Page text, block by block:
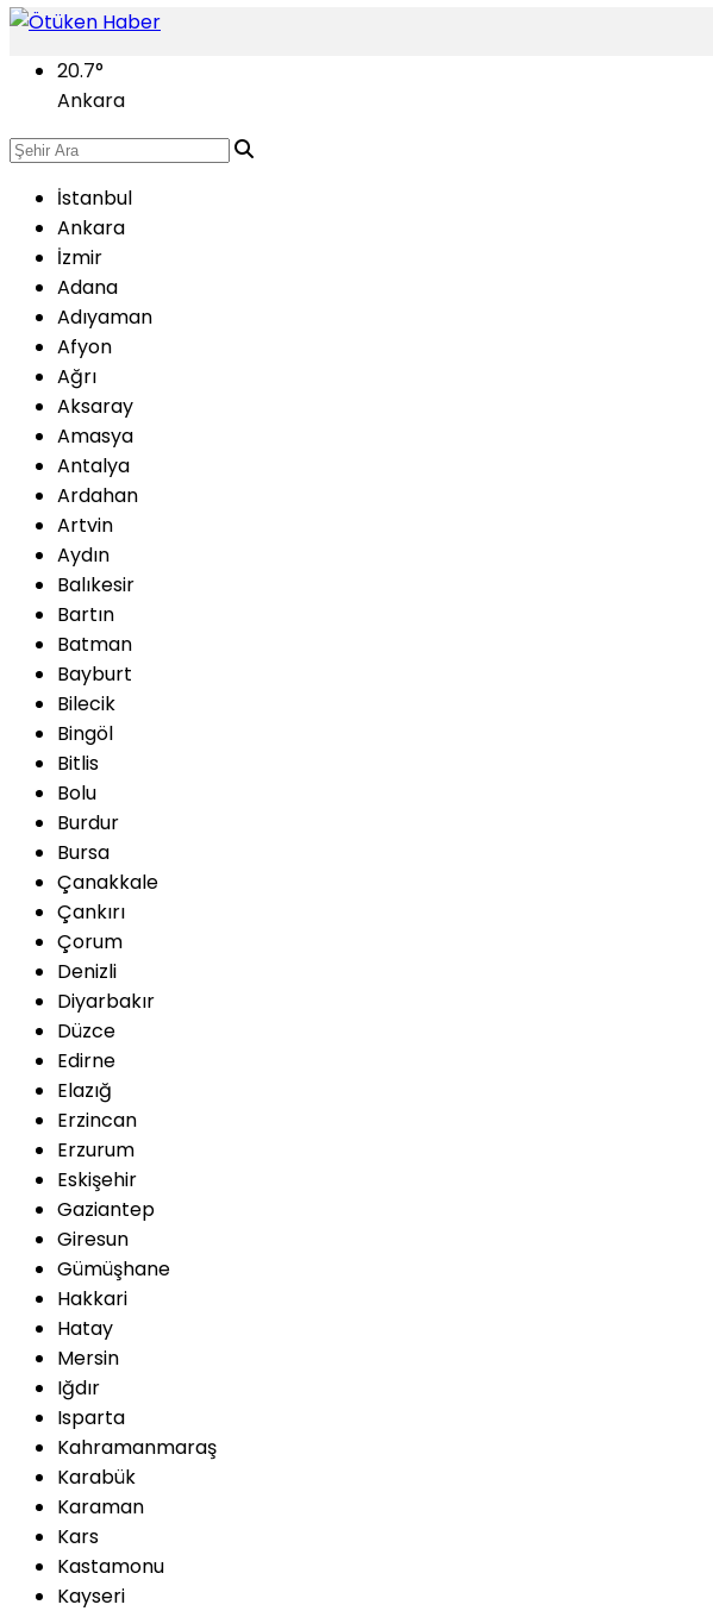
20.7°
Ankara
İstanbul
Ankara
İzmir
Adana
Adıyaman
Afyon
Ağrı
Aksaray
Amasya
Antalya
Ardahan
Artvin
Aydın
Balıkesir
Bartın
Batman
Bayburt
Bilecik
Bingöl
Bitlis
Bolu
Burdur
Bursa
Çanakkale
Çankırı
Çorum
Denizli
Diyarbakır
Düzce
Edirne
Elazığ
Erzincan
Erzurum
Eskişehir
Gaziantep
Giresun
Gümüşhane
Hakkari
Hatay
Mersin
Iğdır
Isparta
Kahramanmaraş
Karabük
Karaman
Kars
Kastamonu
Kayseri